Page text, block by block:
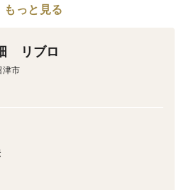
種です！
ポン（不知火）と同じで「デコ
です☆
柔らかいため手で剥きやすく、
までも食べられます。また果肉
粒一粒がしっかりしていて果汁
もっと見る
リブロ
津市